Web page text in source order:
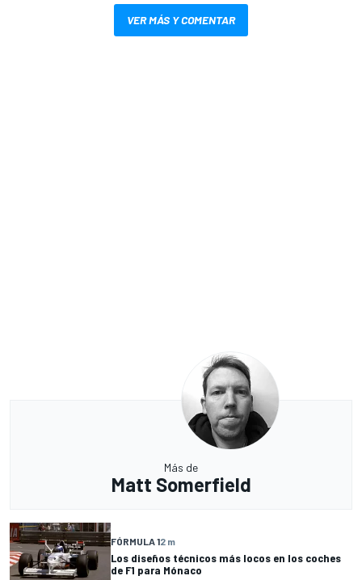
VER MÁS Y COMENTAR
Más de
Matt Somerfield
FÓRMULA 12 m
Los diseños técnicos más locos en los coches
de F1 para Mónaco